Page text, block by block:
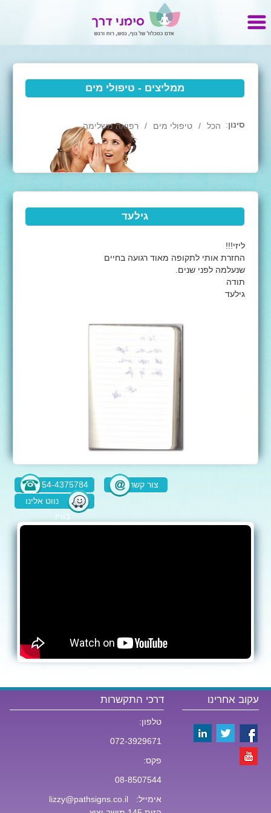
ממליצים - טיפולי מים
סינון: הכל טיפולי מים רפואה משלימה
גילעד
ליזי!!!
החזרת אותי לתקופה מאוד רגועה בחיים
שנעלמה לפני שנים.
תודה
גילעד
054-4375784
צור קשר
נווט אלינו
בוויז
עקוב אחרינו דרכי התקשרות
טלפון:
072-3929671
פקס:
08-8507544
אימייל:
lizzy@pathsigns.co.il